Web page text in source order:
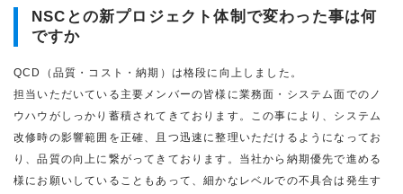
NSCとの新プロジェクト体制で変わった事は何
ですか
QCD（品質・コスト・納期）は格段に向上しました。
担当いただいている主要メンバーの皆様に業務面・システム面でのノ
ウハウがしっかり蓄積されてきております。この事により、システム
改修時の影響範囲を正確、且つ迅速に整理いただけるようになってお
り、品質の向上に繋がってきております。当社から納期優先で進める
様にお願いしていることもあって、細かなレベルでの不具合は発生す